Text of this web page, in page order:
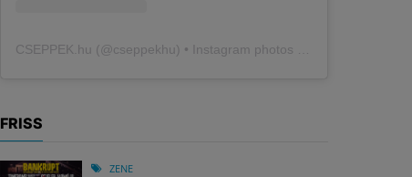
CSEPPEK.hu (@cseppekhu ) • Instagram photos and videos
FRISS
ZENE